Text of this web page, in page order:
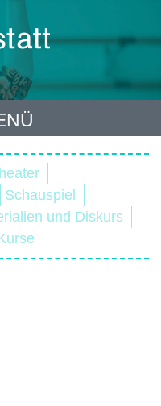
Schauspiel
und Diskurs